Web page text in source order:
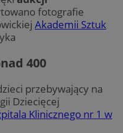
fotografie
Akademii Sztuk
400
przebywający na
Dziecięcej
Klinicznego nr 1 w